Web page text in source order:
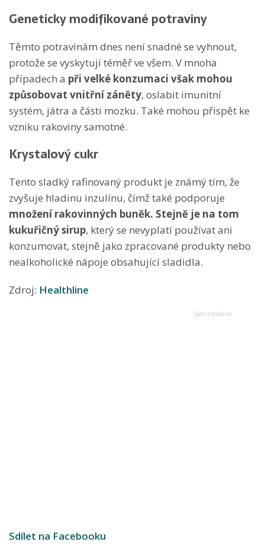
Geneticky modifikované potraviny
Těmto potravinám dnes není snadné se vyhnout,
protože se vyskytují téměř ve všem. V mnoha
případech a při velké konzumaci však mohou
způsobovat vnitřní záněty, oslabit imunitní
systém, játra a části mozku. Také mohou přispět ke
vzniku rakoviny samotné.
Krystalový cukr
Tento sladký rafinovaný produkt je známý tím, že
zvyšuje hladinu inzulínu, čímž také podporuje
množení rakovinných buněk. Stejně je na tom
kukuřičný sirup, který se nevyplatí používat ani
konzumovat, stejně jako zpracované produkty nebo
nealkoholické nápoje obsahující sladidla.
Zdroj: Healthline
Sdílet na Facebooku